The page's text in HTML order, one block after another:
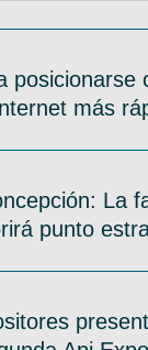
posicionarse
más
La
punto